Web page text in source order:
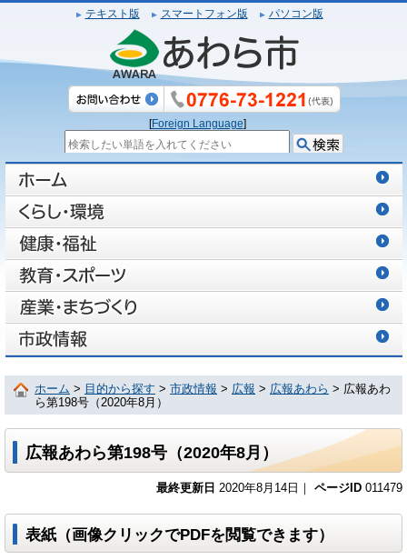
テキスト版 スマートフォン版 パソコン版
[Foreign Language]
ホーム > 目的から探す > 市政情報 > 広報 > 広報あわら > 広報あわ
ら第198号（2020年8月）
広報あわら第198号（2020年8月）
最終更新日 2020年8月14日｜ ページID 011479
表紙（画像クリックでPDFを閲覧できます）